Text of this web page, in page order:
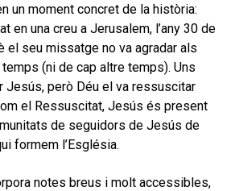
un moment concret de la història:
en una creu a Jerusalem, l’any 30 de
el seu missatge no va agradar als
(ni de cap altre temps). Uns
Jesús, però Déu el va ressuscitar
el Ressuscitat, Jesús és present
de seguidors de Jesús de
formem l’Església.
notes breus i molt accessibles,